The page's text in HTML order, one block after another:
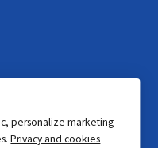
personalize marketing
Privacy and cookies